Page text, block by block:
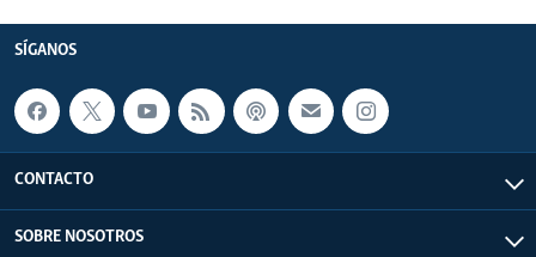
SÍGANOS
CONTACTO
SOBRE NOSOTROS